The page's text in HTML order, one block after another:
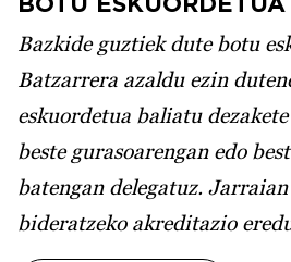
Bazkide guztiek dute botu
Batzarrera azaldu ezin
eskuordetua baliatu
beste gurasoarengan edo
batengan delegatuz.
bideratzeko akreditazio